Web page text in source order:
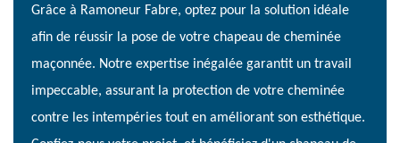
Grâce à Ramoneur Fabre, optez pour la solution idéale
afin de réussir la pose de votre chapeau de cheminée
maçonnée. Notre expertise inégalée garantit un travail
impeccable, assurant la protection de votre cheminée
contre les intempéries tout en améliorant son esthétique.